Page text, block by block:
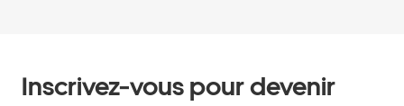
Inscrivez-vous pour devenir